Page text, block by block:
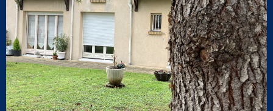
VOIR LE BIEN